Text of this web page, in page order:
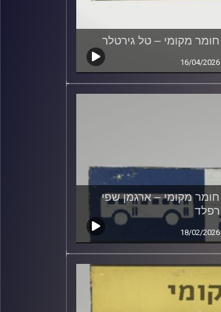
חומר מקומי – טל גירטלר
16/04/2026
חומר מקומי – ארגמן שפי
רפלד
18/02/2026